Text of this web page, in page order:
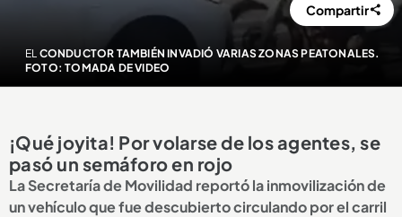
EL CONDUCTOR TAMBIÉN INVADIÓ VARIAS ZONAS PEATONALES.
FOTO: TOMADA DE VIDEO
Compartir
¡Qué joyita! Por volarse de los agentes, se
pasó un semáforo en rojo
La Secretaría de Movilidad reportó la inmovilización de
un vehículo que fue descubierto circulando por el carril